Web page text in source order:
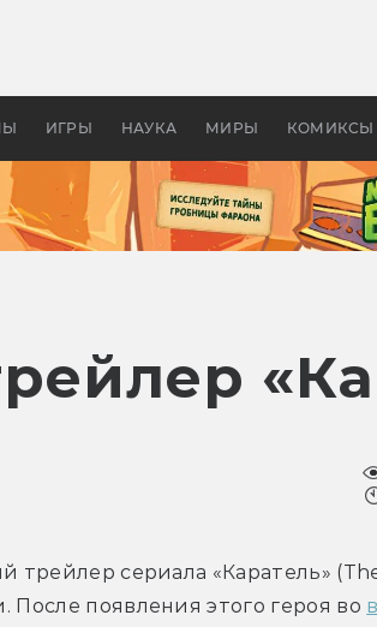
ИГРЫ НАУКА МИРЫ КОМИКСЫ
апокалипсис, в России —
трейлер сериала «Каратель»
После появления этого героя во